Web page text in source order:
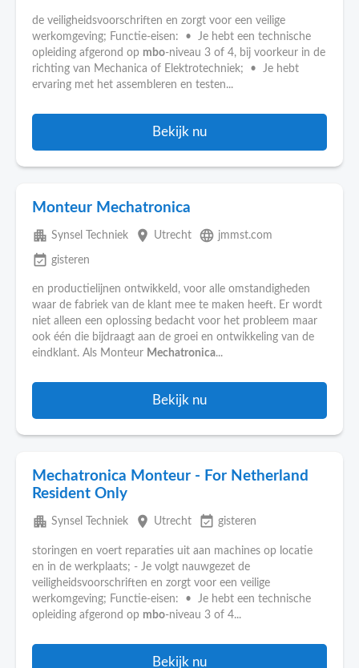
de veiligheidsvoorschriften en zorgt voor een veilige
werkomgeving; Functie-eisen: • Je hebt een technische
opleiding afgerond op mbo-niveau 3 of 4, bij voorkeur in de
richting van Mechanica of Elektrotechniek; • Je hebt
ervaring met het assembleren en testen...
Bekijk nu
Monteur Mechatronica
apartment Synsel Techniek place Utrecht language jmmst.com
event_available gisteren
en productielijnen ontwikkeld, voor alle omstandigheden
waar de fabriek van de klant mee te maken heeft. Er wordt
niet alleen een oplossing bedacht voor het probleem maar
ook één die bijdraagt aan de groei en ontwikkeling van de
eindklant. Als Monteur Mechatronica...
Bekijk nu
Mechatronica Monteur - For Netherland
Resident Only
apartment Synsel Techniek place Utrecht event_available gisteren
storingen en voert reparaties uit aan machines op locatie
en in de werkplaats; - Je volgt nauwgezet de
veiligheidsvoorschriften en zorgt voor een veilige
werkomgeving; Functie-eisen: • Je hebt een technische
opleiding afgerond op mbo-niveau 3 of 4...
Bekijk nu